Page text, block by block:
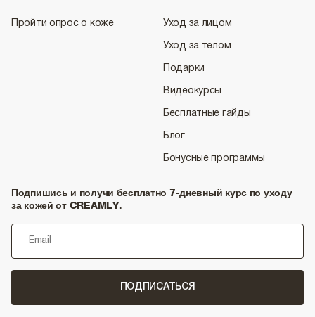
Пройти опрос о коже Уход за лицом
Уход за телом
Подарки
Видеокурсы
Бесплатные гайды
Блог
Бонусные программы
Подпишись и получи бесплатно 7-дневный курс по уходу
за кожей от CREAMLY.
ПОДПИСАТЬСЯ